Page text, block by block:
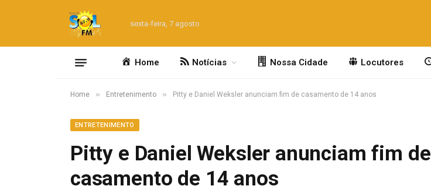
sexta-feira, 7 agosto
Home Notícias Nossa Cidade Locutores
Home » Entretenimento » Pitty e Daniel Weksler anunciam fim de casamento de 14 anos
ENTRETENIMENTO
Pitty e Daniel Weksler anunciam fim de
casamento de 14 anos